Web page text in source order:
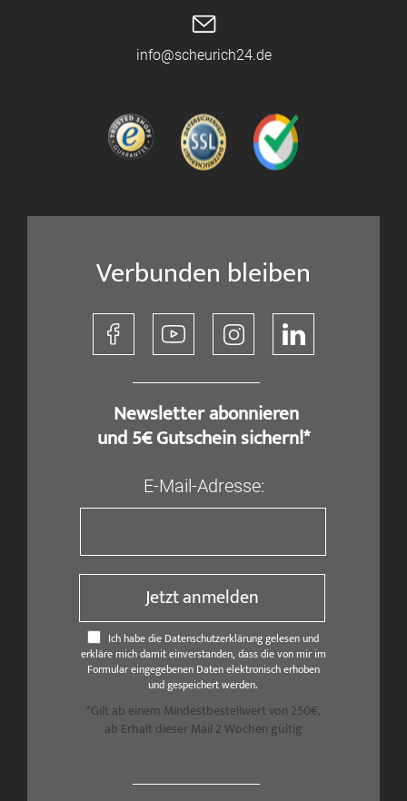
info@scheurich24.de
Verbunden bleiben
​ Newsletter abonnieren
und 5€ Gutschein sichern!*
E-Mail-Adresse:
Jetzt anmelden
Ich habe die Datenschutzerklärung gelesen und
erkläre mich damit einverstanden, dass die von mir im
Formular eingegebenen Daten elektronisch erhoben
und gespeichert werden.
*Gilt ab einem Mindestbestellwert von 250€,
ab Erhalt dieser Mail 2 Wochen gültig